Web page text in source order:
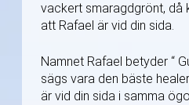
vackert smaragdgrönt, då
att Rafael är vid din sida.
Namnet Rafael betyder “
sägs vara den bäste
är vid din sida i samma